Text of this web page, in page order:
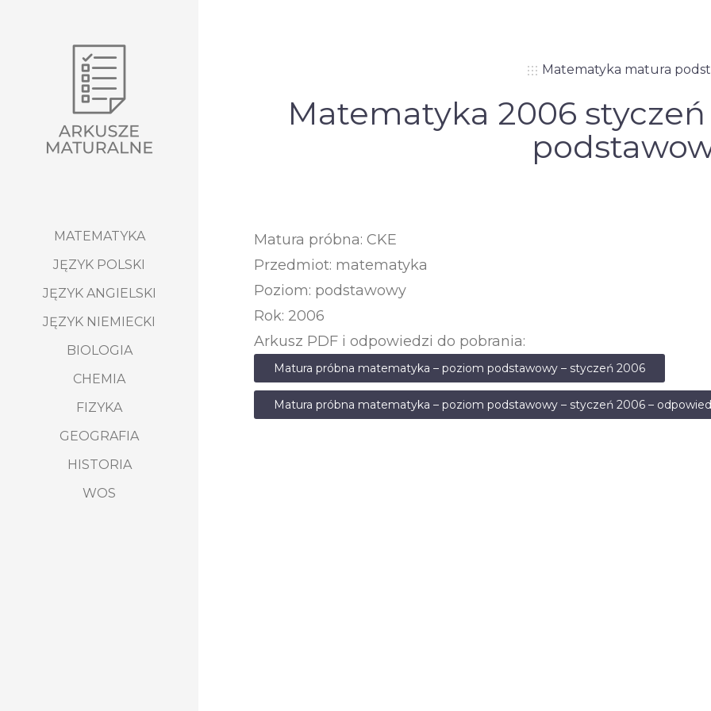
MATEMATYKA
JĘZYK POLSKI
JĘZYK ANGIELSKI
JĘZYK NIEMIECKI
BIOLOGIA
CHEMIA
FIZYKA
GEOGRAFIA
HISTORIA
WOS
Matematyka matura
Matematyka 2006
Matura próbna: CKE
Przedmiot: matematyka
Poziom: podstawowy
Rok: 2006
Arkusz PDF i odpowiedzi do pobrania:
Matura próbna matematyka – poziom podstawowy – styczeń 2006
Matura próbna matematyka – poziom podstawowy – styczeń 2006 –